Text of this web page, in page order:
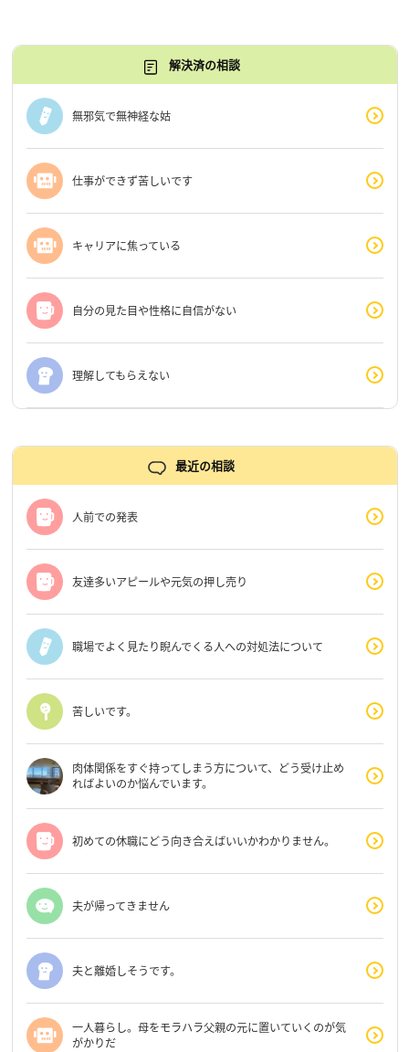
解決済の相談
無邪気で無神経な姑
仕事ができず苦しいです
キャリアに焦っている
自分の見た目や性格に自信がない
理解してもらえない
最近の相談
人前での発表
友達多いアピールや元気の押し売り
職場でよく見たり睨んでくる人への対処法について
苦しいです。
肉体関係をすぐ持ってしまう方について、どう受け止め
ればよいのか悩んでいます。
初めての休職にどう向き合えばいいかわかりません。
夫が帰ってきません
夫と離婚しそうです。
一人暮らし。母をモラハラ父親の元に置いていくのが気
がかりだ